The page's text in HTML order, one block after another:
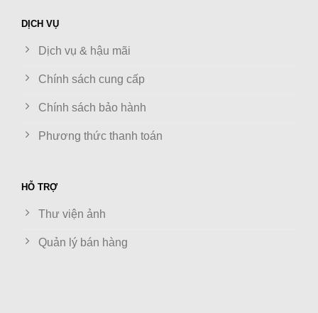
DỊCH VỤ
Dịch vụ & hậu mãi
Chính sách cung cấp
Chính sách bảo hành
Phương thức thanh toán
HỖ TRỢ
Thư viện ảnh
Quản lý bán hàng